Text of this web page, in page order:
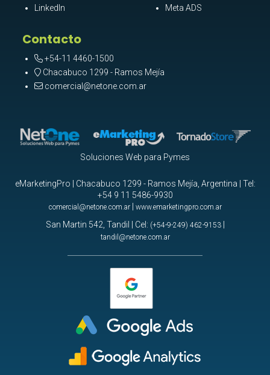
LinkedIn
Meta ADS
Contacto
+54-11 4460-1500
Chacabuco 1299 - Ramos Mejía
comercial@netone.com.ar
Soluciones Web para Pymes
eMarketingPro | Chacabuco 1299 - Ramos Mejía, Argentina | Tel:
+54 9 11 5486-9930
comercial@netone.com.ar| www.emarketingpro.com.ar
San Martin 542, Tandil | Cel: (+54-9-249) 462-9153|
tandil@netone.com.ar